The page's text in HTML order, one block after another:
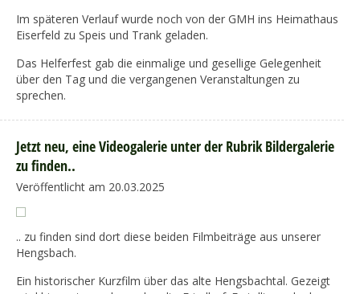
Im späteren Verlauf wurde noch von der GMH ins Heimathaus
Eiserfeld zu Speis und Trank geladen.
Das Helferfest gab die einmalige und gesellige Gelegenheit
über den Tag und die vergangenen Veranstaltungen zu
sprechen.
Jetzt neu, eine Videogalerie unter der Rubrik Bildergalerie
zu finden..
Veröffentlicht am 20.03.2025
.. zu finden sind dort diese beiden Filmbeiträge aus unserer
Hengsbach.
Ein historischer Kurzfilm über das alte Hengsbachtal. Gezeigt